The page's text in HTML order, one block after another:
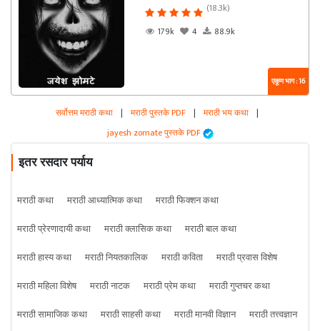
(18.3k)
179k
4 88.9k
एकूण भाग : 16
सर्वोत्तम मराठी कथा | मराठी पुस्तके PDF | मराठी भय कथा |
jayesh zomate पुस्तके PDF
इतर रसदार पर्याय
मराठी कथा मराठी आध्यात्मिक कथा
मराठी फिक्शन कथा
मराठी प्रेरणादायी कथा
मराठी क्लासिक कथा
मराठी बाल कथा
मराठी हास्य कथा
मराठी नियतकालिक मराठी कविता
मराठी प्रवास विशेष
मराठी महिला विशेष
मराठी नाटक मराठी प्रेम कथा
मराठी गुप्तचर कथा
मराठी सामाजिक कथा
मराठी साहसी कथा मराठी मानवी विज्ञान मराठी तत्त्वज्ञान